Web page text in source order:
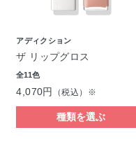
アディクション
ザ リップグロス
全11色
4,070円 （税込）※
種類を選ぶ